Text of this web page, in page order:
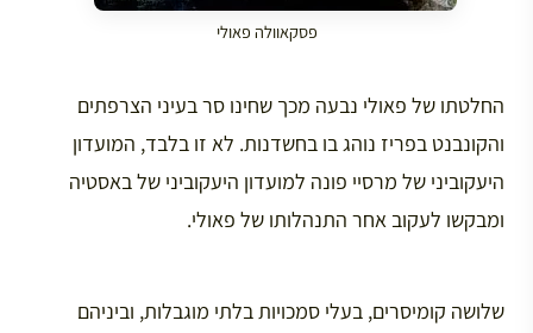
פסקאוולה פאולי
החלטתו של פאולי נבעה מכך שחינו סר בעיני הצרפתים
והקונבנט בפריז נוהג בו בחשדנות. לא זו בלבד, המועדון
היעקוביני של מרסיי פונה למועדון היעקוביני של באסטיה
ומבקשו לעקוב אחר התנהלותו של פאולי.
שלושה קומיסרים, בעלי סמכויות בלתי מוגבלות, וביניהם